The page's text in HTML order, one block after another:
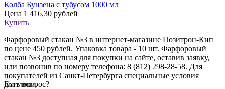
Колба Бунзена с тубусом 1000 мл
Цена 1 416,30 рублей
Купить
Фарфоровый стакан №3 в интернет-магазине Позитрон-Кип
по цене 450 рублей. Упаковка товара - 10 шт. Фарфоровый
стакан №3 доступная для покупки на сайте, оставив заявку,
или позвонив по номеру телефона: 8 (812) 298-28-58. Для
покупателей из Санкт-Петербурга специальные условия
доставки.
Есть вопрос?